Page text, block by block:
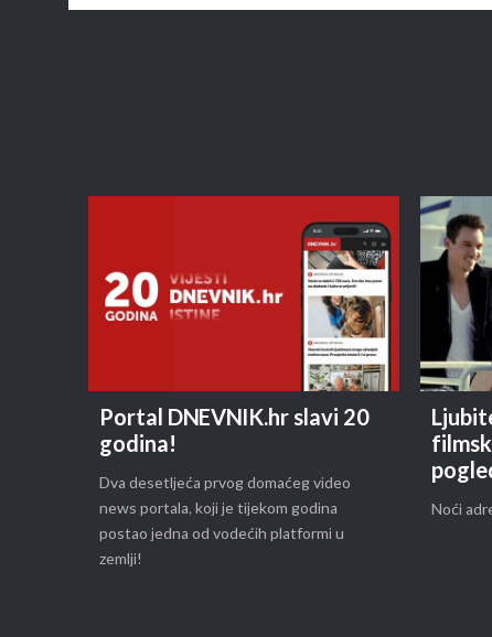
Portal DNEVNIK.hr slavi 20
godina!
Dva desetljeća prvog domaćeg video
news portala, koji je tijekom godina
postao jedna od vodećih platformi u
zemlji!
Noći